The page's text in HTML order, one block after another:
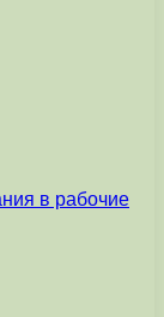
в рабочие